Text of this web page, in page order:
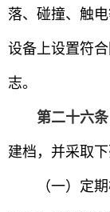
落、碰撞、触
设备上设置符
志。
第二十六条
建档，并采取
（一）定期